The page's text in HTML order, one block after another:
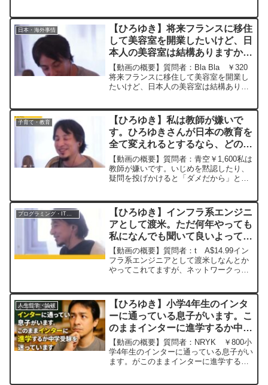
ました。今や日本のTVは連日暗いニュー
スだらけで,...
日本・海外事情
【ひろゆき】将来フランスに移住
して美容室を開業したいけど、日
本人の美容室は結構ありますか？
ー ひろゆき切り抜き
20230919
【動画の概要】質問者：Bla Bla ￥320
将来フランスに移住して美容室を開業し
たいけど、日本人の美容室は結構ありま
M21 ひろ...
子育て・教育
【ひろゆき】私は教師が嫌いで
す。ひろゆきさんが日本の教育を
全て変えれるとするなら、どのよ
うな教育を施しますかー ひろゆ
き切り抜き 20230320
【動画の概要】質問者：青空￥1,600私は
教師が嫌いです。いじめを黙認したり、
疑問を投げかけると「ダメだから」とい
用紙の8行目まで感想を書かなければ居残
りをさせるよう...
【ひろゆき】インフラ系エンジニ
アとして渡米。ただ何年やっても
私になんでも聞いて良いよってス
タンスの熟練度になりません。違
う領域にでも挑戦した方が良い？
ー ひろゆき切り抜き
【動画の概要】質問者：t A$14.99イン
フラ系エンジニアとして渡米しなんとか
やってこれてますが、ネットワークって
つまでもわからない領域があるし、新し
く出るし、いつに...
人生哲学・論破
【ひろゆき】小学4年生のインタ
ーに通っている息子がいます。こ
のままインターに進学するか中学
受験をするか迷っていますー ひ
ろゆき切り抜き 20250804
【動画の概要】質問者：NRYK ￥800小
学4年生のインターに通っている息子がい
ます。がこのままインターに進学するか